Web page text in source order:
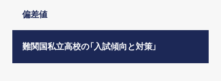
偏差値
難関国私立高校の「入試傾向と対策」